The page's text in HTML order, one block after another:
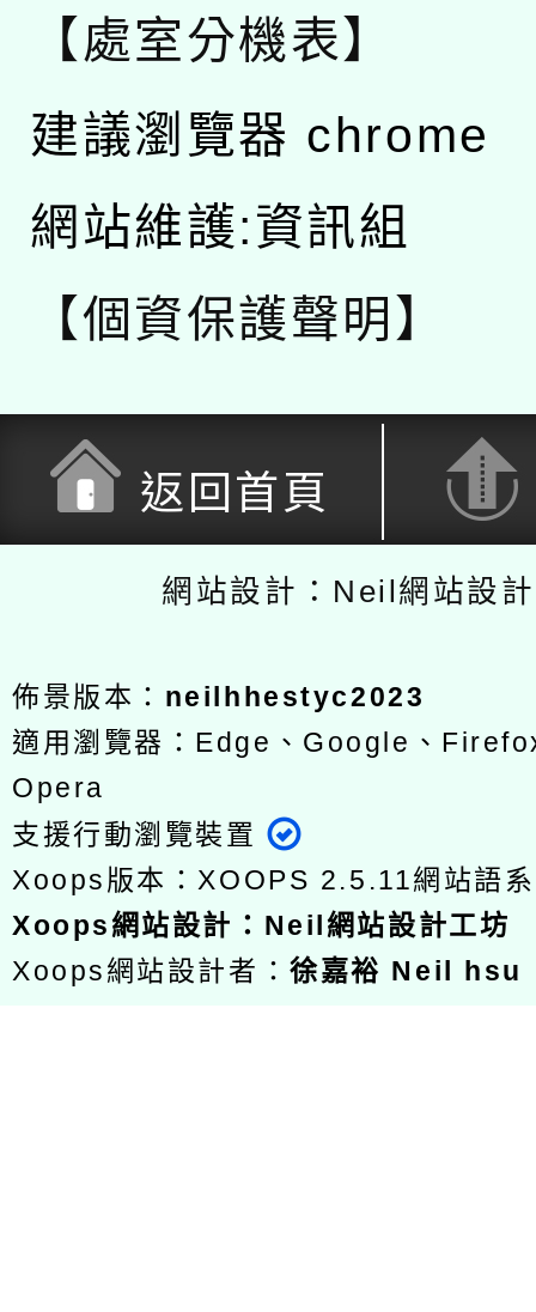
【處室分機表】
建議瀏覽器 chrome
網站維護:資訊組
【個資保護聲明】
返回首頁
網站設計：Neil網站設
佈景版本： neilhhestyc2023
適用瀏覽器：Edge、Google、
Opera
支援行動瀏覽裝置
Xoops版本：XOOPS 2.5.11網站語
Xoops網站設計 ： Neil網站設計工坊
Xoops網站設計者：徐嘉裕 Neil hsu